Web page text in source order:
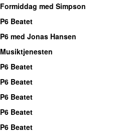
Formiddag med Simpson
P6 Beatet
P6 med Jonas Hansen
Musiktjenesten
P6 Beatet
P6 Beatet
P6 Beatet
P6 Beatet
P6 Beatet